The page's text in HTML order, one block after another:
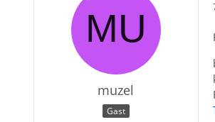
muzel
Gast